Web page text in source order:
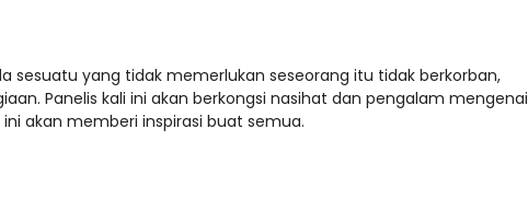
sesuatu yang tidak memerlukan seseorang itu tidak berkorban,
Panelis kali ini akan berkongsi nasihat dan pengalam mengenai
akan memberi inspirasi buat semua.